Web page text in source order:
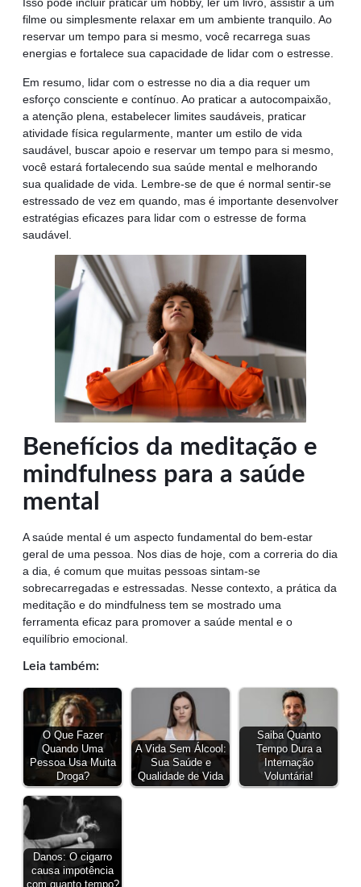
Isso pode incluir praticar um hobby, ler um livro, assistir a um
filme ou simplesmente relaxar em um ambiente tranquilo. Ao
reservar um tempo para si mesmo, você recarrega suas
energias e fortalece sua capacidade de lidar com o estresse.
Em resumo, lidar com o estresse no dia a dia requer um
esforço consciente e contínuo. Ao praticar a autocompaixão,
a atenção plena, estabelecer limites saudáveis, praticar
atividade física regularmente, manter um estilo de vida
saudável, buscar apoio e reservar um tempo para si mesmo,
você estará fortalecendo sua saúde mental e melhorando
sua qualidade de vida. Lembre-se de que é normal sentir-se
estressado de vez em quando, mas é importante desenvolver
estratégias eficazes para lidar com o estresse de forma
saudável.
Benefícios da meditação e
mindfulness para a saúde
mental
A saúde mental é um aspecto fundamental do bem-estar
geral de uma pessoa. Nos dias de hoje, com a correria do dia
a dia, é comum que muitas pessoas sintam-se
sobrecarregadas e estressadas. Nesse contexto, a prática da
meditação e do mindfulness tem se mostrado uma
ferramenta eficaz para promover a saúde mental e o
equilíbrio emocional.
Leia também:
O Que Fazer
Quando Uma
Pessoa Usa Muita
Droga?
A Vida Sem Álcool:
Sua Saúde e
Qualidade de Vida
Saiba Quanto
Tempo Dura a
Internação
Voluntária!
Danos: O cigarro
causa impotência